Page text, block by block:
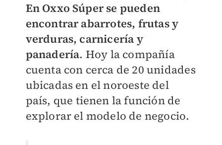
En Oxxo Súper se pueden
encontrar abarrotes, frutas y
verduras, carnicería y
panadería. Hoy la compañía
cuenta con cerca de 20 unidades
ubicadas en el noroeste del
país, que tienen la función de
explorar el modelo de negocio.